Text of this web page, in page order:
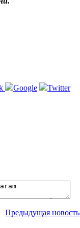
Google Twitter
Предыдущая новость